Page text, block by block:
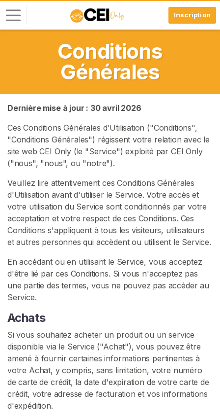
Inscription
Conditions
Générales
Dernière mise à jour : 30 avril 2026
Ces Conditions Générales d'Utilisation ("Conditions",
"Conditions Générales") régissent votre relation avec le
site web CEI Only (le "Service") exploité par CEI Only
("nous", "nous", ou "notre").
Veuillez lire attentivement ces Conditions Générales
d'Utilisation avant d'utiliser le Service. Votre accès et
votre utilisation du Service sont conditionnés par votre
acceptation et votre respect de ces Conditions. Ces
Conditions s'appliquent à tous les visiteurs, utilisateurs
et autres personnes qui accèdent ou utilisent le Service.
En accédant ou en utilisant le Service, vous acceptez
d'être lié par ces Conditions. Si vous n'acceptez pas
une partie des termes, vous ne pouvez pas accéder au
Service.
Achats
Si vous souhaitez acheter un produit ou un service
disponible via le Service ("Achat"), vous pouvez être
amené à fournir certaines informations pertinentes à
votre Achat, y compris, sans limitation, votre numéro
de carte de crédit, la date d'expiration de votre carte de
crédit, votre adresse de facturation et vos informations
d'expédition.
e
x
o
n
I
S
C
R
I
V
E
Z
-
O
U
S
G
R
T
U
I
T
E
M
E
N
T
>